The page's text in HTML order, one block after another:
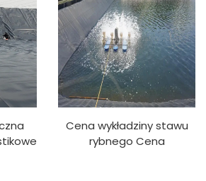
Cena wykładziny stawu
rybnego Cena